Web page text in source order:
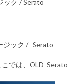
ック / Serato
ック / _Serato_
こでは、